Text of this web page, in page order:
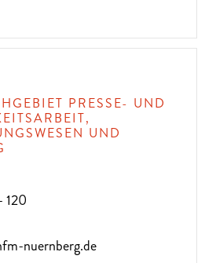
PRESSE- UND
UND
120
nuernberg.de